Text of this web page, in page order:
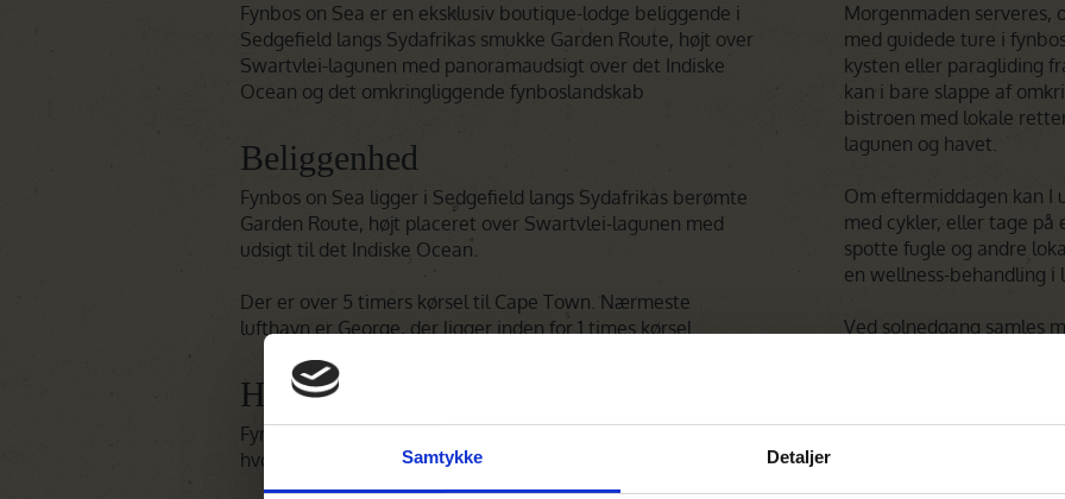
Samtykke Detaljer
Fynbos on Sea er en eksklusiv boutique-lodge beliggende i
Sedgefield langs Sydafrikas smukke Garden Route, højt over
Swartvlei-lagunen med panoramaudsigt over det Indiske
Ocean og det omkringliggende fynboslandskab
Beliggenhed
Fynbos on Sea ligger i Sedgefield langs Sydafrikas berømte
Garden Route, højt placeret over Swartvlei-lagunen med
udsigt til det Indiske Ocean.
Der er over 5 timers kørsel til Cape Town. Nærmeste
lufthavn er George, der ligger inden for 1 times kørsel.
Hotellet
Fynbos on Sea er en lille, moderne Lodge med kun 9 suiter,
hvoraf en af dem er en to-værelses suite.
Morgenmaden serveres,
med guidede ture i
kysten eller paragliding
kan i bare slappe af
bistroen med lokale
lagunen og havet.
Om eftermiddagen kan I
med cykler, eller tage på
spotte fugle og andre
en wellness-behandling i
Ved solnedgang samles
bålstedet til drinks og
bistroen med fokus på